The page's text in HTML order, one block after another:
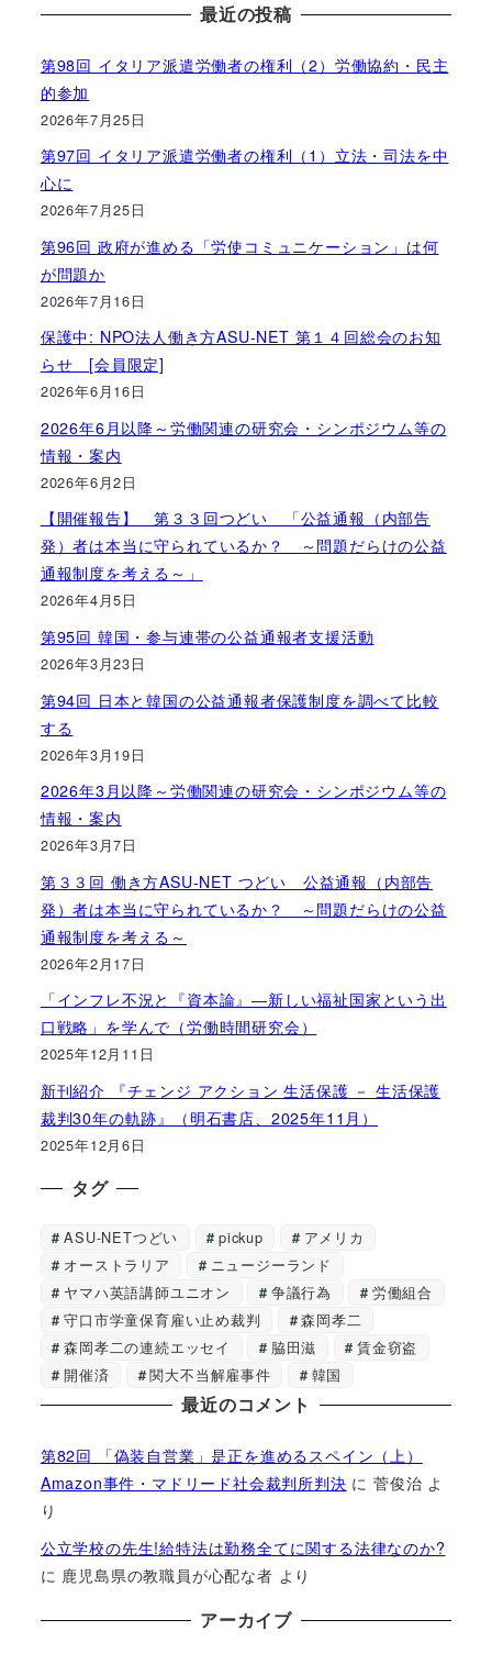
最近の投稿
第98回 イタリア派遣労働者の権利（2）労働協約・民主
的参加
2026年7月25日
第97回 イタリア派遣労働者の権利（1）立法・司法を中
心に
2026年7月25日
第96回 政府が進める「労使コミュニケーション」は何
が問題か
2026年7月16日
保護中: NPO法人働き方ASU-NET 第１４回総会のお知
らせ [会員限定]
2026年6月16日
2026年6月以降～労働関連の研究会・シンポジウム等の
情報・案内
2026年6月2日
【開催報告】 第３３回つどい 「公益通報（内部告
発）者は本当に守られているか？ ～問題だらけの公益
通報制度を考える～」
2026年4月5日
第95回 韓国・参与連帯の公益通報者支援活動
2026年3月23日
第94回 日本と韓国の公益通報者保護制度を調べて比較
する
2026年3月19日
2026年3月以降～労働関連の研究会・シンポジウム等の
情報・案内
2026年3月7日
第３３回 働き方ASU-NET つどい 公益通報（内部告
発）者は本当に守られているか？ ～問題だらけの公益
通報制度を考える～
2026年2月17日
「インフレ不況と『資本論』―新しい福祉国家という出
口戦略」を学んで（労働時間研究会）
2025年12月11日
新刊紹介 『チェンジ アクション 生活保護 － 生活保護
裁判30年の軌跡』（明石書店、2025年11月）
2025年12月6日
タグ
ASU-NETつどい pickup
アメリカ
オーストラリア
ニュージーランド
ヤマハ英語講師ユニオン
争議行為
労働組合
守口市学童保育雇い止め裁判
森岡孝二
森岡孝二の連続エッセイ
脇田滋
賃金窃盗
開催済
関大不当解雇事件 韓国
最近のコメント
第82回 「偽装自営業」是正を進めるスペイン（上）
Amazon事件・マドリード社会裁判所判決 に菅俊治 よ
り
公立学校の先生!給特法は勤務全てに関する法律なのか?
に 鹿児島県の教職員が心配な者 より
アーカイブ